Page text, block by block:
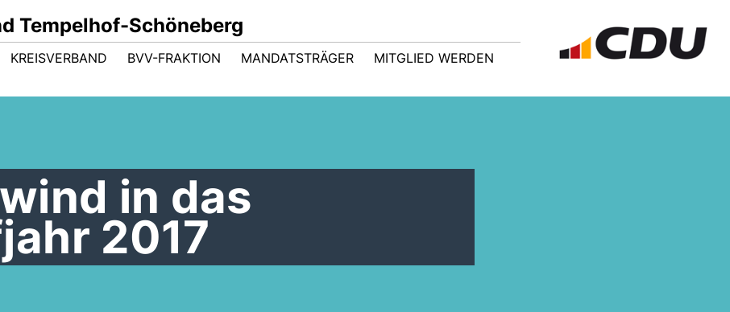
Tempelhof-Schöneberg
KREISVERBAND BVV-FRAKTION MANDATSTRÄGER
MITGLIED WERDEN
in das
2017